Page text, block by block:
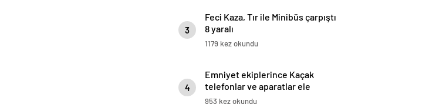
3
Feci Kaza, Tır ile Minibüs çarpıştı
8 yaralı
1179 kez okundu
4
Emniyet ekiplerince Kaçak
telefonlar ve aparatlar ele
geçirildi
953 kez okundu